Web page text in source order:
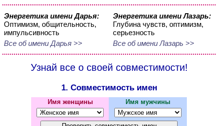
Энергетика имени Дарья:
Оптимизм, общительность,
импульсивность
Все об имени Дарья >>
Энергетика имени Лазарь:
Глубина чувств, оптимизм,
серьезность
Все об имени Лазарь >>
Узнай все о своей совместимости!
1. Совместимость имен
Имя женщины Имя мужчины